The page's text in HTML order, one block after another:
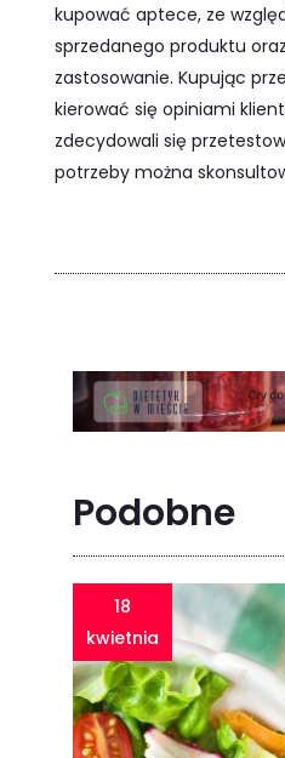
kupować aptece, ze
sprzedanego produktu
zastosowanie. Kupując
kierować się opiniami
zdecydowali się
potrzeby można
Podobne
18
kwietnia